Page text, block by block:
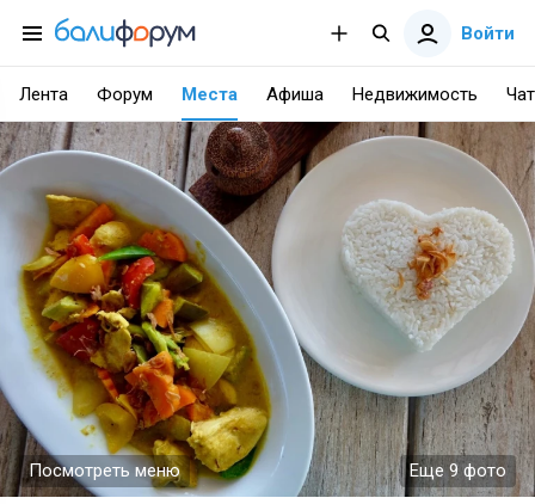
Войти
Лента Форум Места Афиша Недвижимость Чат
Посмотреть меню Еще 9 фото